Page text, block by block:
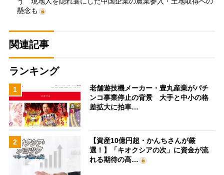
懸念も
関連記事
ランキング
1
老舗遊技機メーカー・豊丸産業がパチ
ンコ事業停止の背景 大手と中小の格
差拡大に拍車…
2
【資産10億円超・かんちさんが厳
選！】「キオクシアの次」に資金が流
れる期待の高…